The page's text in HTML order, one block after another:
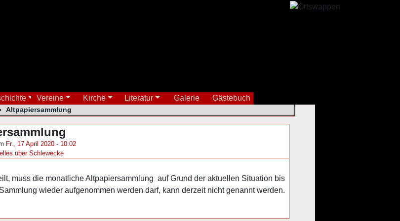
Vereine Kirche Literatur Galerie Gästebuch
Altpapiersammlung
Fr., 17 April 2020 - 10:02
über Schlewecke
muss die monatliche Altpapiersammlung auf Grund der aktuellen Situation bis
wieder aufgenommen werden darf, kann derzeit nicht genannt werden.